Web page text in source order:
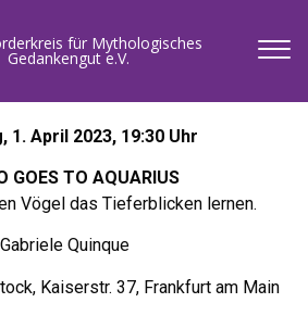
für Mythologisches
Gedankengut e.V.
1. April 2023, 19:30 Uhr
GOES TO AQUARIUS
Vögel das Tieferblicken lernen.
Gabriele Quinque
Kaiserstr. 37, Frankfurt am Main